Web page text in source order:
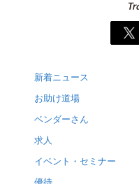
新着ニュース
お助け道場
ベンダーさん
求人
イベント・セミナー